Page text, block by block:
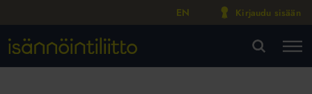
EN Kirjaudu sisään